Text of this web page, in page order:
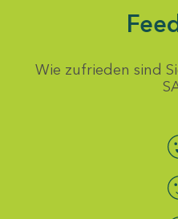
Wie zufrieden sind